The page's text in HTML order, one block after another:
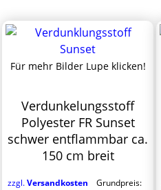
Für mehr Bilder Lupe klicken!
Verdunkelungsstoff
Polyester FR Sunset
schwer entflammbar ca.
150 cm breit
zzgl.Versandkosten Grundpreis: